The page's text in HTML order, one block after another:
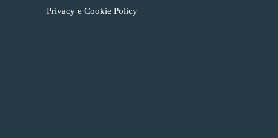
Privacy e Cookie Policy